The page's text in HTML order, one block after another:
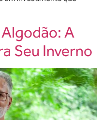
A
Seu Inverno